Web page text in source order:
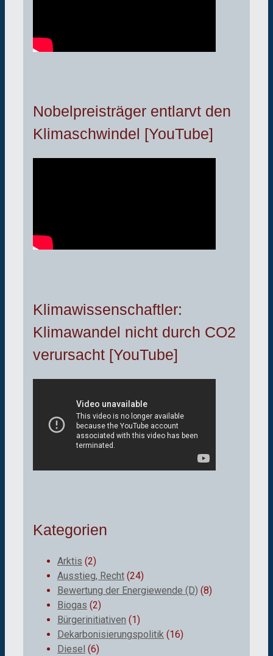
Nobelpreisträger entlarvt den
Klimaschwindel [YouTube]
Klimawissenschaftler:
Klimawandel nicht durch CO2
verursacht [YouTube]
Kategorien
Arktis (2)
Ausstieg, Recht (24)
Bewertung der Energiewende (D) (8)
Biogas (2)
Bürgerinitiativen (1)
Dekarbonisierungspolitik (16)
Diesel (6)